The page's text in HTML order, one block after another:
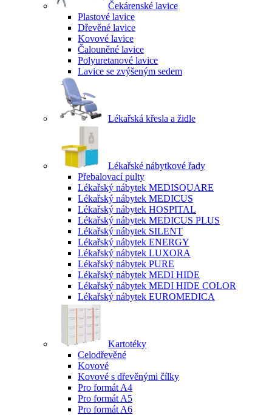
Čekárenské lavice
Plastové lavice
Dřevěné lavice
Kovové lavice
Čalouněné lavice
Polyuretanové lavice
Lavice se zvýšeným sedem
Lékařská křesla a židle
Lékařské nábytkové řady
Přebalovací pulty
Lékařský nábytek MEDISQUARE
Lékařský nábytek MEDICUS
Lékařský nábytek HOSPITAL
Lékařský nábytek MEDICUS PLUS
Lékařský nábytek SILENT
Lékařský nábytek ENERGY
Lékařský nábytek LUXORA
Lékařský nábytek PURE
Lékařský nábytek MEDI HIDE
Lékařský nábytek MEDI HIDE COLOR
Lékařský nábytek EUROMEDICA
Kartotéky
Celodřevěné
Kovové
Kovové s dřevěnými čílky
Pro formát A4
Pro formát A5
Pro formát A6